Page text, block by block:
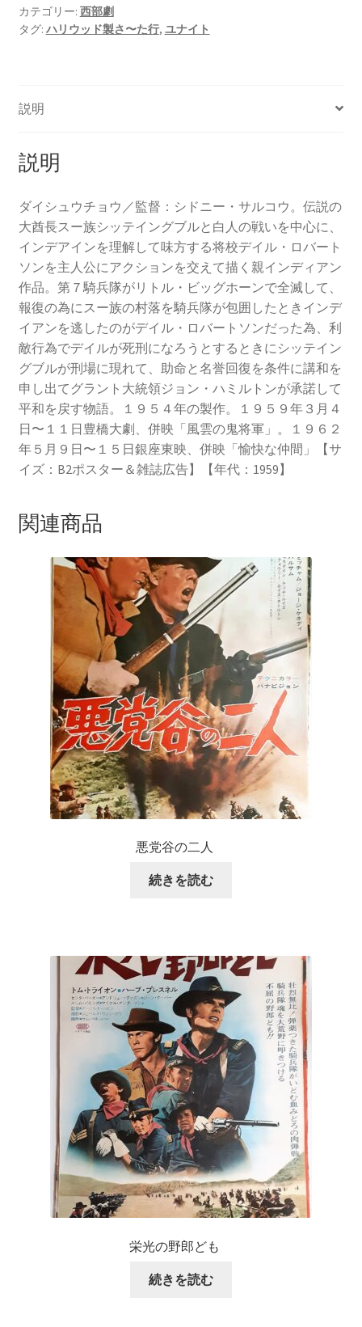
カテゴリー: 西部劇
タグ: ハリウッド製さ〜た行, ユナイト
説明
説明
ダイシュウチョウ／監督：シドニー・サルコウ。伝説の
大酋長スー族シッテイングブルと白人の戦いを中心に、
インデアインを理解して味方する将校デイル・ロバート
ソンを主人公にアクションを交えて描く親インディアン
作品。第７騎兵隊がリトル・ビッグホーンで全滅して、
報復の為にスー族の村落を騎兵隊が包囲したときインデ
イアンを逃したのがデイル・ロバートソンだった為、利
敵行為でデイルが死刑になろうとするときにシッテイン
グブルが刑場に現れて、助命と名誉回復を条件に講和を
申し出てグラント大統領ジョン・ハミルトンが承諾して
平和を戻す物語。１９５４年の製作。１９５９年３月４
日〜１１日豊橋大劇、併映「風雲の鬼将軍」。１９６２
年５月９日〜１５日銀座東映、併映「愉快な仲間」【サ
イズ：B2ポスター＆雑誌広告】【年代：1959】
関連商品
悪党谷の二人
続きを読む
栄光の野郎ども
続きを読む